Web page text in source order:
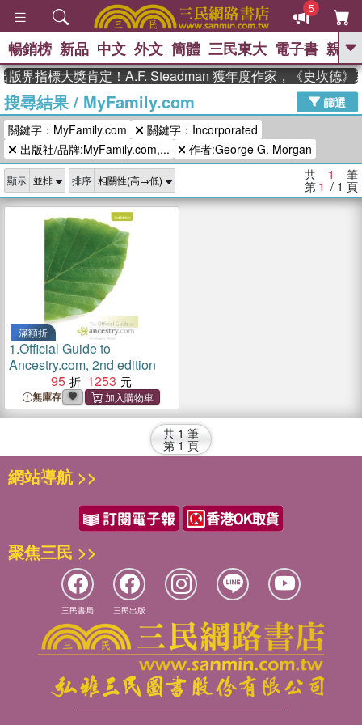
5
GO
熱搜： 高希均教授回憶錄
、 The Odyssey 、 父親節 、 花開錦
繡 、 暑期推薦 、 方念華
李登輝時代 、 數學女孩：黎曼猜想
、 偉大的迷走神經 、 如果歷史是一
群喵
暢銷榜 新品 中文 外文 簡體 三民東大 電子書 親子
版界指標大獎肯定！A.F. Steadman 獲年度作家，《史坎德》
搜尋結果/ MyFamily.com
篩選
關鍵字：MyFamily.com
關鍵字：Incorporated
出版社/品牌:MyFamily.com,...
作者:George G. Morgan
顯示 排序 共 1 筆
第 1 / 1 頁
滿額折
1.Official Guide to
Ancestry.com, 2nd edition
95
1253
無庫存
共 1 筆
第 1 頁
網站導航 >>
聚焦三民 >>
三民書局 三民出版